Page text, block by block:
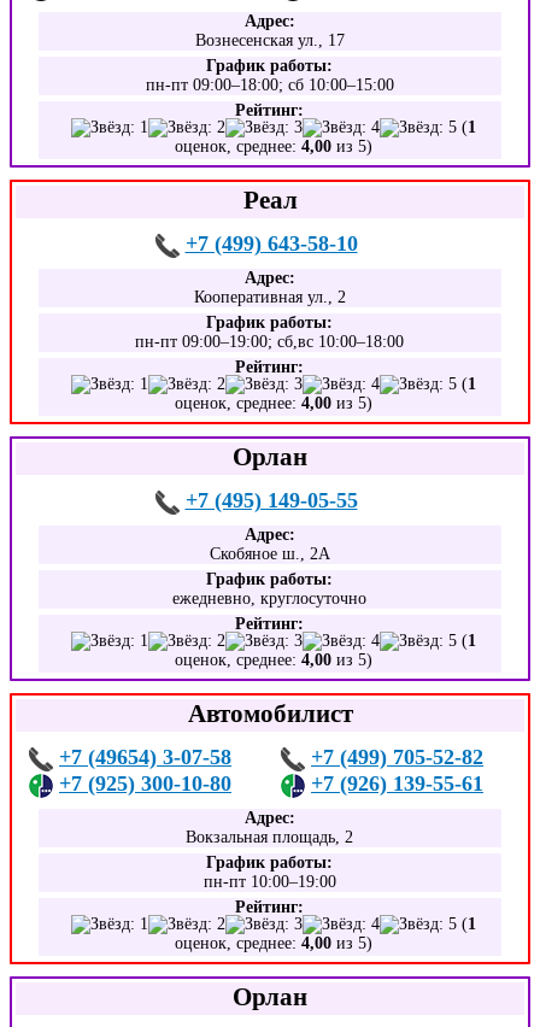
Адрес:
Вознесенская ул., 17
График работы:
пн-пт 09:00–18:00; сб 10:00–15:00
Рейтинг:
(1
оценок, среднее:4,00 из 5)
Реал
+7 (499) 643-58-10
Адрес:
Кооперативная ул., 2
График работы:
пн-пт 09:00–19:00; сб,вс 10:00–18:00
Рейтинг:
(1
оценок, среднее:4,00 из 5)
Орлан
+7 (495) 149-05-55
Адрес:
Скобяное ш., 2А
График работы:
ежедневно, круглосуточно
Рейтинг:
(1
оценок, среднее:4,00 из 5)
Автомобилист
+7 (49654) 3-07-58
+7 (499) 705-52-82
+7 (925) 300-10-80
+7 (926) 139-55-61
Адрес:
Вокзальная площадь, 2
График работы:
пн-пт 10:00–19:00
Рейтинг:
(1
оценок, среднее:4,00 из 5)
Орлан